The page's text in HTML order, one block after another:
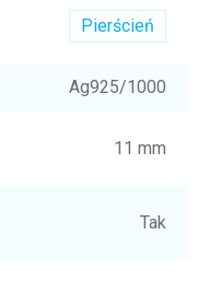
Pierścień
Ag925/1000
11 mm
Tak